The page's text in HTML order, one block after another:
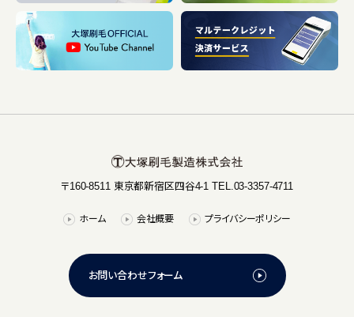
〒160-8511 東京都新宿区四谷4-1 TEL.03-3357-4711
ホーム 会社概要 プライバシーポリシー
お問い合わせフォーム